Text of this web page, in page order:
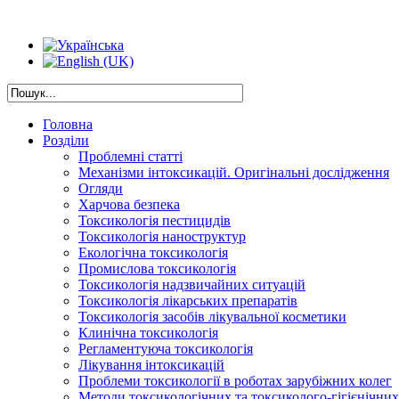
Головна
Розділи
Проблемні статті
Механізми інтоксикацій. Оригінальні дослідження
Огляди
Харчова безпека
Токсикологія пестицидів
Токсикологія наноструктур
Екологічна токсикологія
Промислова токсикологія
Токсикологія надзвичайних ситуацій
Токсикологія лікарських препаратів
Токсикологія засобів лікувальної косметики
Клинічна токсикологія
Регламентуюча токсикологія
Лікування інтоксикацій
Проблеми токсикології в роботах зарубіжних колег